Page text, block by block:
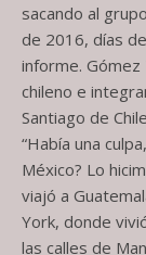
sacando al
de 2016, días
informe.
chileno e
Santiago de
“Había una
México? Lo
viajó a
York, donde
las calles de